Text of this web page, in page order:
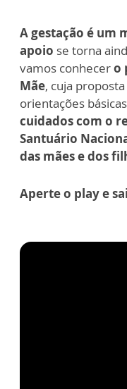
A gestação é um
apoio se torna
vamos conhecero
Mãe, cuja proposta
orientações
cuidados com o
Santuário
das mães e dos
Aperte o play e